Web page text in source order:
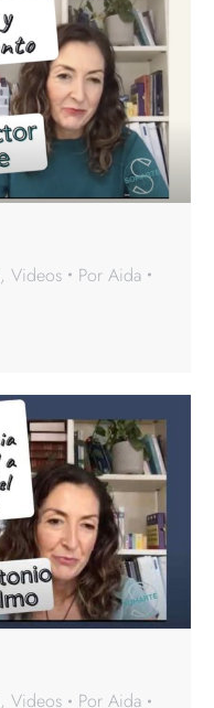
, Videos Por Aida
, Videos Por Aida